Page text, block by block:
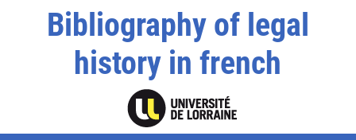
Bibliography of legal
history in french